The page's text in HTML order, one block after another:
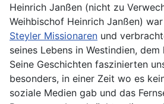
Heinrich Janßen (nicht zu
Weihbischof Heinrich Janßen)
Steyler Missionaren und
seines Lebens in Westindien,
Seine Geschichten faszinierten
besonders, in einer Zeit wo es
soziale Medien gab und das